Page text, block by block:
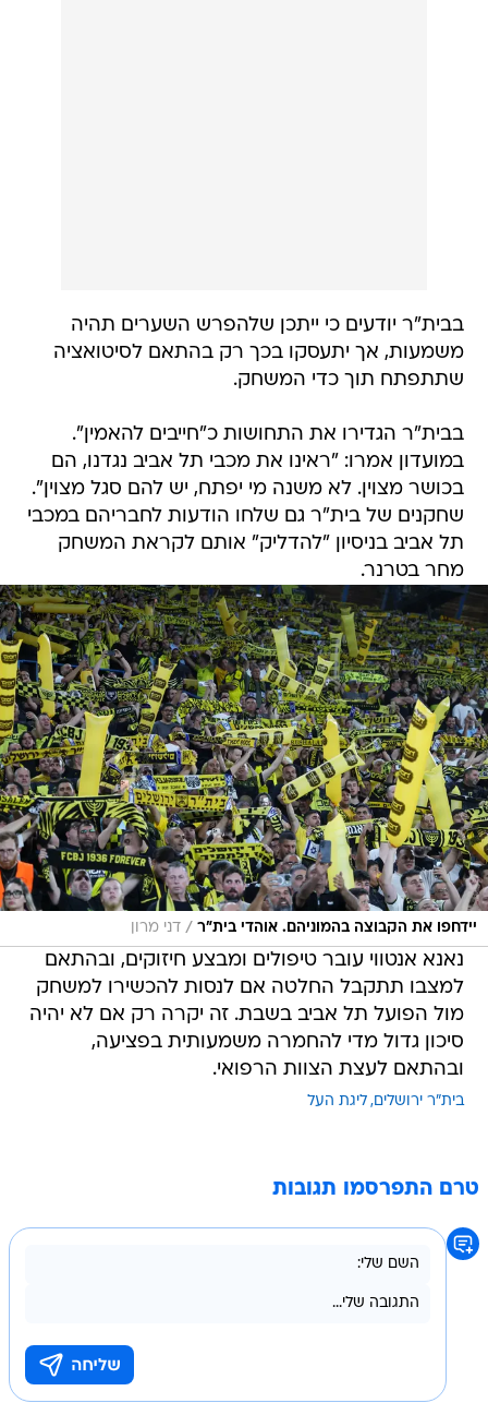
בבית"ר יודעים כי ייתכן שלהפרש השערים תהיה
משמעות, אך יתעסקו בכך רק בהתאם לסיטואציה
שתתפתח תוך כדי המשחק.
בבית"ר הגדירו את התחושות כ"חייבים להאמין".
במועדון אמרו: "ראינו את מכבי תל אביב נגדנו, הם
בכושר מצוין. לא משנה מי יפתח, יש להם סגל מצוין".
שחקנים של בית"ר גם שלחו הודעות לחבריהם במכבי
תל אביב בניסיון "להדליק" אותם לקראת המשחק
מחר בטרנר.
יידחפו את הקבוצה בהמוניהם. אוהדי בית"ר / דני מרון
נאנא אנטווי עובר טיפולים ומבצע חיזוקים, ובהתאם
למצבו תתקבל החלטה אם לנסות להכשירו למשחק
מול הפועל תל אביב בשבת. זה יקרה רק אם לא יהיה
סיכון גדול מדי להחמרה משמעותית בפציעה,
ובהתאם לעצת הצוות הרפואי.
בית"ר ירושלים ליגת העל
טרם התפרסמו תגובות